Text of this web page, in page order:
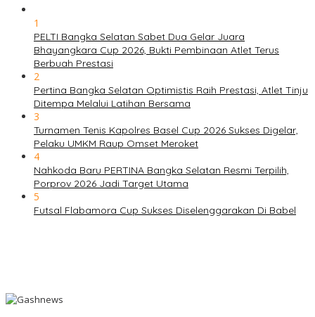
1
PELTI Bangka Selatan Sabet Dua Gelar Juara
Bhayangkara Cup 2026, Bukti Pembinaan Atlet Terus
Berbuah Prestasi
2
Pertina Bangka Selatan Optimistis Raih Prestasi, Atlet Tinju
Ditempa Melalui Latihan Bersama
3
Turnamen Tenis Kapolres Basel Cup 2026 Sukses Digelar,
Pelaku UMKM Raup Omset Meroket
4
Nahkoda Baru PERTINA Bangka Selatan Resmi Terpilih,
Porprov 2026 Jadi Target Utama
5
Futsal Flabamora Cup Sukses Diselenggarakan Di Babel